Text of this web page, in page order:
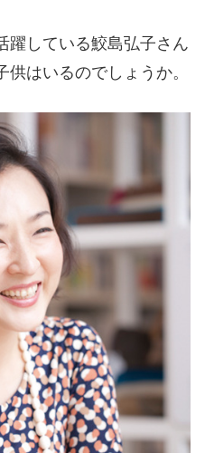
躍している鮫島弘子さん
はいるのでしょうか。